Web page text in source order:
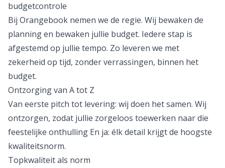
budgetcontrole
Bij Orangebook nemen we de regie. Wij bewaken de
planning en bewaken jullie budget. Iedere stap is
afgestemd op jullie tempo. Zo leveren we met
zekerheid op tijd, zonder verrassingen, binnen het
budget.
Ontzorging van A tot Z
Van eerste pitch tot levering: wij doen het samen. Wij
ontzorgen, zodat jullie zorgeloos toewerken naar die
feestelijke onthulling En ja: élk detail krijgt de hoogste
kwaliteitsnorm.
Topkwaliteit als norm